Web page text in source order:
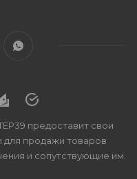
предоставит свои
продажи товаров
и сопутствующие им.